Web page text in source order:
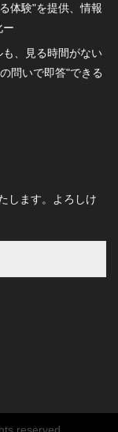
体験"を提供、情報
ー
も、見る時間がない
問いで即答"できる
します。よろしけ